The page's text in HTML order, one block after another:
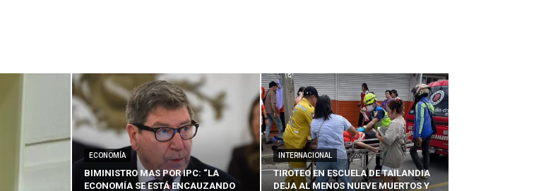
Nación
ECONOMÍA
BIMINISTRO MAS POR IPC: “LA
ECONOMÍA SE ESTÁ ENCAUZANDO
INTERNACIONAL
TIROTEO EN ESCUELA DE TAILANDIA
DEJA AL MENOS NUEVE MUERTOS Y